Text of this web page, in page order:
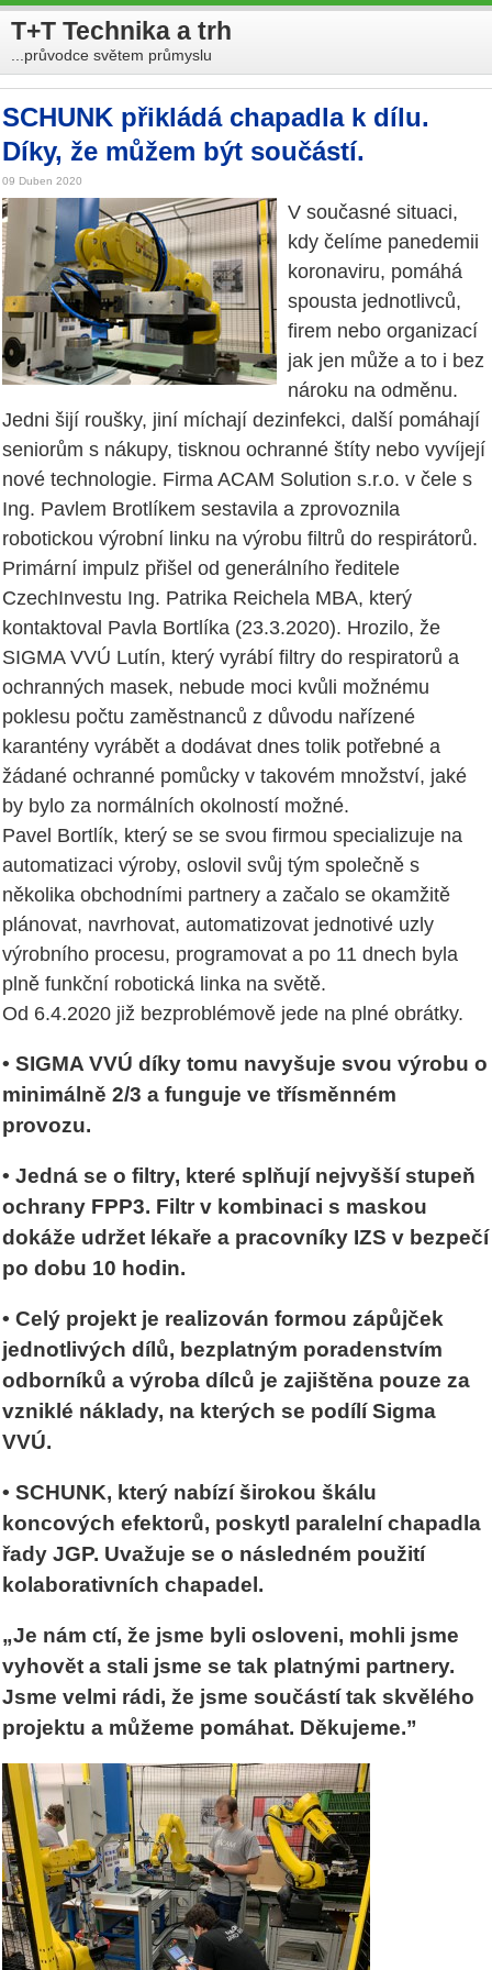
T+T Technika a trh
...průvodce světem průmyslu
SCHUNK přikládá chapadla k dílu.
Díky, že můžem být součástí.
09 Duben 2020
V současné situaci,
kdy čelíme panedemii
koronaviru, pomáhá
spousta jednotlivců,
firem nebo organizací
jak jen může a to i bez
nároku na odměnu.
Jedni šijí roušky, jiní míchají dezinfekci, další pomáhají
seniorům s nákupy, tisknou ochranné štíty nebo vyvíjejí
nové technologie. Firma ACAM Solution s.r.o. v čele s
Ing. Pavlem Brotlíkem sestavila a zprovoznila
robotickou výrobní linku na výrobu filtrů do respirátorů.
Primární impulz přišel od generálního ředitele
CzechInvestu Ing. Patrika Reichela MBA, který
kontaktoval Pavla Bortlíka (23.3.2020). Hrozilo, že
SIGMA VVÚ Lutín, který vyrábí filtry do respiratorů a
ochranných masek, nebude moci kvůli možnému
poklesu počtu zaměstnanců z důvodu nařízené
karantény vyrábět a dodávat dnes tolik potřebné a
žádané ochranné pomůcky v takovém množství, jaké
by bylo za normálních okolností možné.
Pavel Bortlík, který se se svou firmou specializuje na
automatizaci výroby, oslovil svůj tým společně s
několika obchodními partnery a začalo se okamžitě
plánovat, navrhovat, automatizovat jednotivé uzly
výrobního procesu, programovat a po 11 dnech byla
plně funkční robotická linka na světě.
Od 6.4.2020 již bezproblémově jede na plné obrátky.
• SIGMA VVÚ díky tomu navyšuje svou výrobu o
minimálně 2/3 a funguje ve třísměnném
provozu.
• Jedná se o filtry, které splňují nejvyšší stupeň
ochrany FPP3. Filtr v kombinaci s maskou
dokáže udržet lékaře a pracovníky IZS v bezpečí
po dobu 10 hodin.
• Celý projekt je realizován formou zápůjček
jednotlivých dílů, bezplatným poradenstvím
odborníků a výroba dílců je zajištěna pouze za
vzniklé náklady, na kterých se podílí Sigma
VVÚ.
• SCHUNK, který nabízí širokou škálu
koncových efektorů, poskytl paralelní chapadla
řady JGP. Uvažuje se o následném použití
kolaborativních chapadel.
„Je nám ctí, že jsme byli osloveni, mohli jsme
vyhovět a stali jsme se tak platnými partnery.
Jsme velmi rádi, že jsme součástí tak skvělého
projektu a můžeme pomáhat. Děkujeme.”